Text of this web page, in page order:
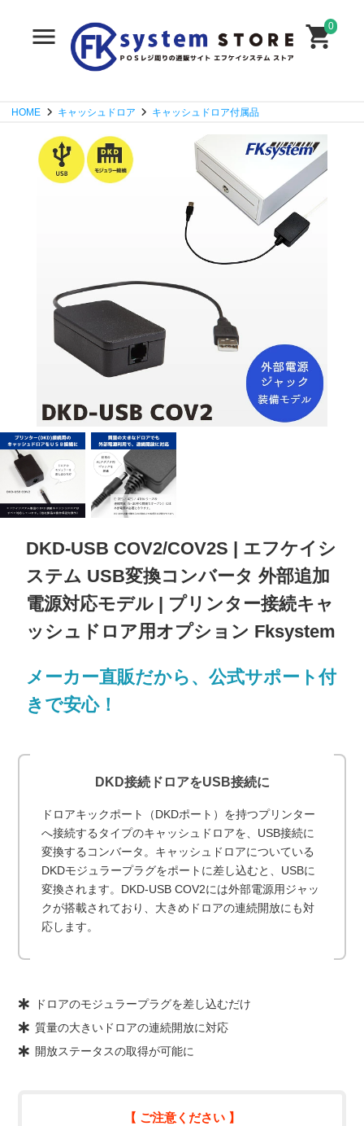
0
HOME キャッシュドロア キャッシュドロア付属品
DKD-USB COV2/COV2S | エフケイシ
ステム USB変換コンバータ 外部追加
電源対応モデル | プリンター接続キャ
ッシュドロア用オプション Fksystem
メーカー直販だから、公式サポート付
きで安心！
DKD接続ドロアをUSB接続に
ドロアキックポート（DKDポート）を持つプリンター
へ接続するタイプのキャッシュドロアを、USB接続に
変換するコンバータ。キャッシュドロアについている
DKDモジュラープラグをポートに差し込むと、USBに
変換されます。DKD-USB COV2には外部電源用ジャッ
クが搭載されており、大きめドロアの連続開放にも対
応します。
ドロアのモジュラープラグを差し込むだけ
質量の大きいドロアの連続開放に対応
開放ステータスの取得が可能に
【 ご注意ください 】